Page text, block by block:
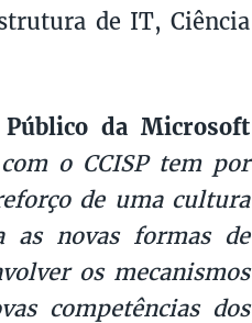
de IT, Ciência
da Microsoft
o CCISP tem por
de uma cultura
as novas formas de
os mecanismos
competências dos